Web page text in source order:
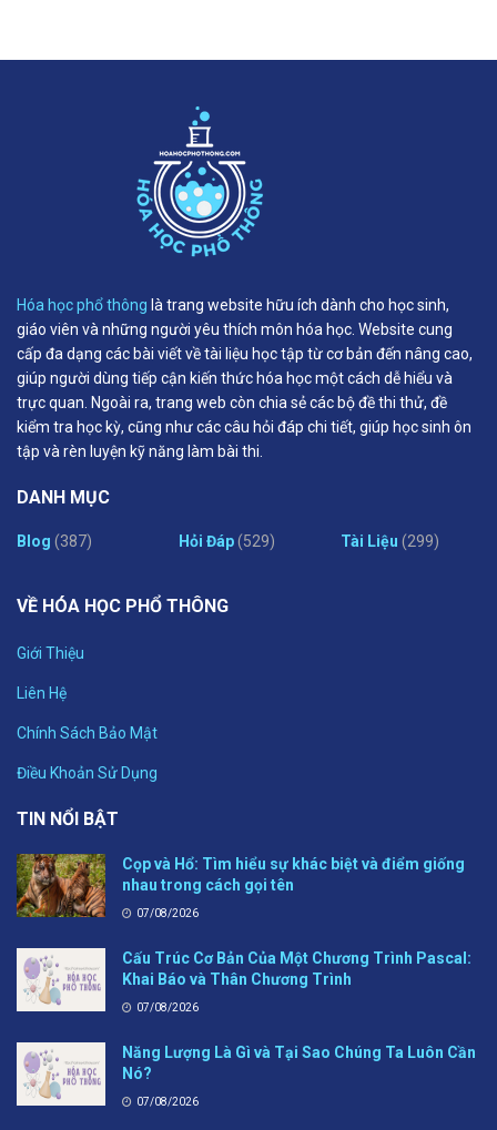
Hóa học phổ thông là trang website hữu ích dành cho học sinh,
giáo viên và những người yêu thích môn hóa học. Website cung
cấp đa dạng các bài viết về tài liệu học tập từ cơ bản đến nâng cao,
giúp người dùng tiếp cận kiến thức hóa học một cách dễ hiểu và
trực quan. Ngoài ra, trang web còn chia sẻ các bộ đề thi thử, đề
kiểm tra học kỳ, cũng như các câu hỏi đáp chi tiết, giúp học sinh ôn
tập và rèn luyện kỹ năng làm bài thi.
DANH MỤC
Blog (387) Hỏi Đáp(529) Tài Liệu (299)
VỀ HÓA HỌC PHỔ THÔNG
Giới Thiệu
Liên Hệ
Chính Sách Bảo Mật
Điều Khoản Sử Dụng
TIN NỔI BẬT
Cọp và Hổ: Tìm hiểu sự khác biệt và điểm giống
nhau trong cách gọi tên
07/08/2026
Cấu Trúc Cơ Bản Của Một Chương Trình Pascal:
Khai Báo và Thân Chương Trình
07/08/2026
Năng Lượng Là Gì và Tại Sao Chúng Ta Luôn Cần
Nó?
07/08/2026